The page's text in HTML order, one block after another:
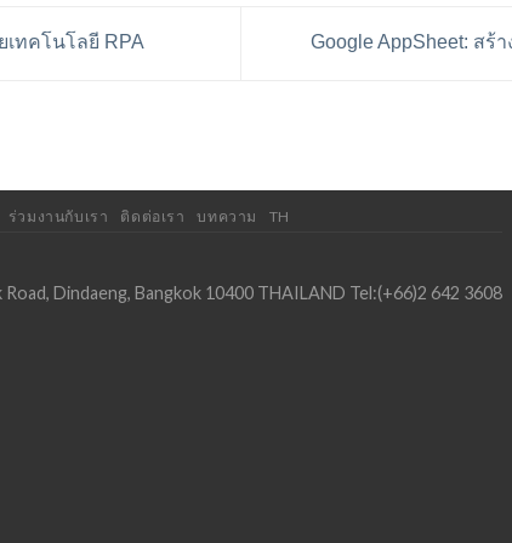
ทคโนโลยี RPA Google AppSheet: สร้
ร่วมงานกับเรา ติดต่อเรา บทความ TH
Dindaeng, Bangkok 10400 THAILAND Tel:(+66)2 642 3608